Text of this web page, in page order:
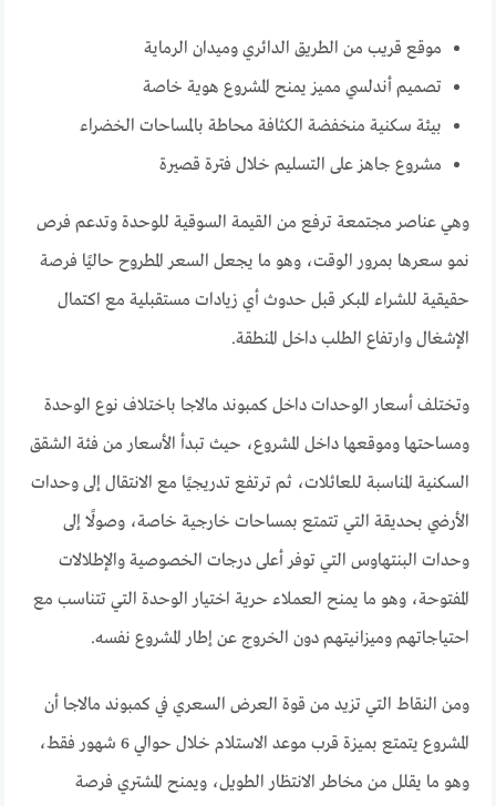
موقع قريب من الطريق الدائري وميدان الرماية
تصميم أندلسي مميز يمنح المشروع هوية خاصة
بيئة سكنية منخفضة الكثافة محاطة بالمساحات الخضراء
مشروع جاهز على التسليم خلال فترة قصيرة
وهي عناصر مجتمعة ترفع من القيمة السوقية للوحدة وتدعم فرص
نمو سعرها بمرور الوقت، وهو ما يجعل السعر المطروح حاليًا فرصة
حقيقية للشراء المبكر قبل حدوث أي زيادات مستقبلية مع اكتمال
الإشغال وارتفاع الطلب داخل المنطقة.
وتختلف أسعار الوحدات داخل كمبوند مالاجا باختلاف نوع الوحدة
ومساحتها وموقعها داخل المشروع، حيث تبدأ الأسعار من فئة الشقق
السكنية المناسبة للعائلات، ثم ترتفع تدريجيًا مع الانتقال إلى وحدات
الأرضي بحديقة التي تتمتع بمساحات خارجية خاصة، وصولًا إلى
وحدات البنتهاوس التي توفر أعلى درجات الخصوصية والإطلالات
المفتوحة، وهو ما يمنح العملاء حرية اختيار الوحدة التي تتناسب مع
احتياجاتهم وميزانيتهم دون الخروج عن إطار المشروع نفسه.
ومن النقاط التي تزيد من قوة العرض السعري في كمبوند مالاجا أن
المشروع يتمتع بميزة قرب موعد الاستلام خلال حوالي 6 شهور فقط،
وهو ما يقلل من مخاطر الانتظار الطويل، ويمنح المشتري فرصة